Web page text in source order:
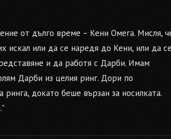
от дълго време – Кени Омега. Мисля,
искал или да се наредя до Кени, или да
и да работя с Дарби. Имам
Дарби из целия ринг. Дори по
докато беше вързан за носилката.